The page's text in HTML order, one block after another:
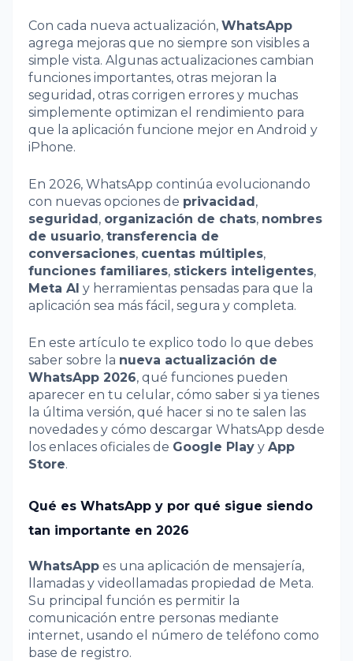
Con cada nueva actualización, WhatsApp
agrega mejoras que no siempre son visibles a
simple vista. Algunas actualizaciones cambian
funciones importantes, otras mejoran la
seguridad, otras corrigen errores y muchas
simplemente optimizan el rendimiento para
que la aplicación funcione mejor en Android y
iPhone.
En 2026, WhatsApp continúa evolucionando
con nuevas opciones de privacidad,
seguridad, organización de chats, nombres
de usuario, transferencia de
conversaciones, cuentas múltiples,
funciones familiares, stickers inteligentes,
Meta AI y herramientas pensadas para que la
aplicación sea más fácil, segura y completa.
En este artículo te explico todo lo que debes
saber sobre la nueva actualización de
WhatsApp 2026, qué funciones pueden
aparecer en tu celular, cómo saber si ya tienes
la última versión, qué hacer si no te salen las
novedades y cómo descargar WhatsApp desde
los enlaces oficiales de Google Play y App
Store.
Qué es WhatsApp y por qué sigue siendo
tan importante en 2026
WhatsApp es una aplicación de mensajería,
llamadas y videollamadas propiedad de Meta.
Su principal función es permitir la
comunicación entre personas mediante
internet, usando el número de teléfono como
base de registro.